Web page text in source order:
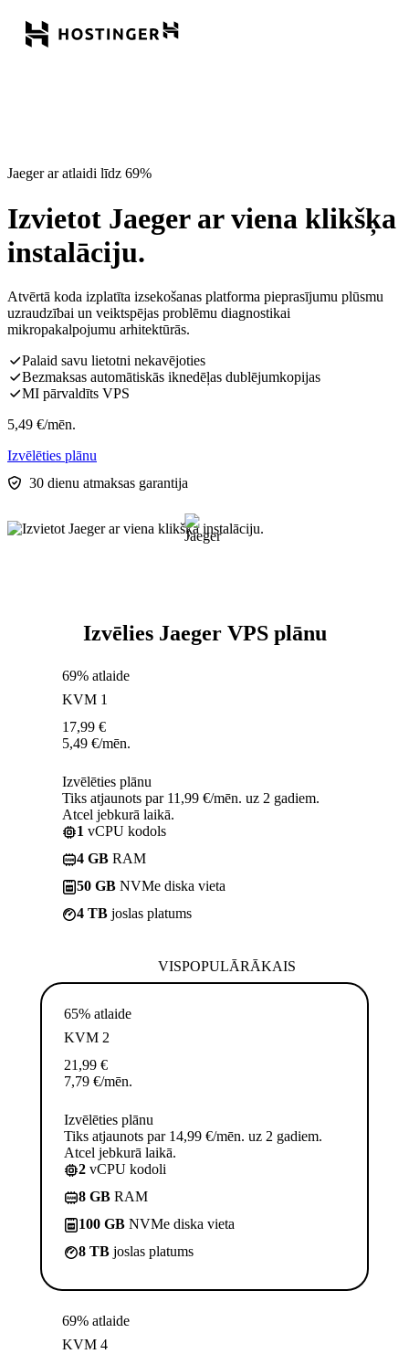
Jaeger ar atlaidi līdz 69%
Izvietot Jaeger ar viena klikšķa
instalāciju.
Atvērtā koda izplatīta izsekošanas platforma pieprasījumu plūsmu
uzraudzībai un veiktspējas problēmu diagnostikai
mikropakalpojumu arhitektūrās.
Palaid savu lietotni nekavējoties
Bezmaksas automātiskās iknedēļas dublējumkopijas
MI pārvaldīts VPS
5,49 €/mēn.
Izvēlēties plānu
30 dienu atmaksas garantija
Izvēlies Jaeger VPS plānu
69% atlaide
KVM 1
17,99 €
5,49 €/mēn.
Izvēlēties plānu
Tiks atjaunots par 11,99 €/mēn. uz 2 gadiem.
Atcel jebkurā laikā.
1 vCPU kodols
4 GB RAM
50 GB NVMe diska vieta
4 TB joslas platums
VISPOPULĀRĀKAIS
65% atlaide
KVM 2
21,99 €
7,79 €/mēn.
Izvēlēties plānu
Tiks atjaunots par 14,99 €/mēn. uz 2 gadiem.
Atcel jebkurā laikā.
2 vCPU kodoli
8 GB RAM
100 GB NVMe diska vieta
8 TB joslas platums
69% atlaide
KVM 4